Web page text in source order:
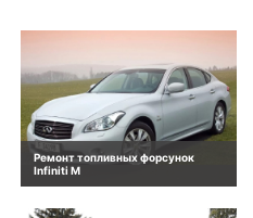
Ремонт топливных форсунок
Infiniti M